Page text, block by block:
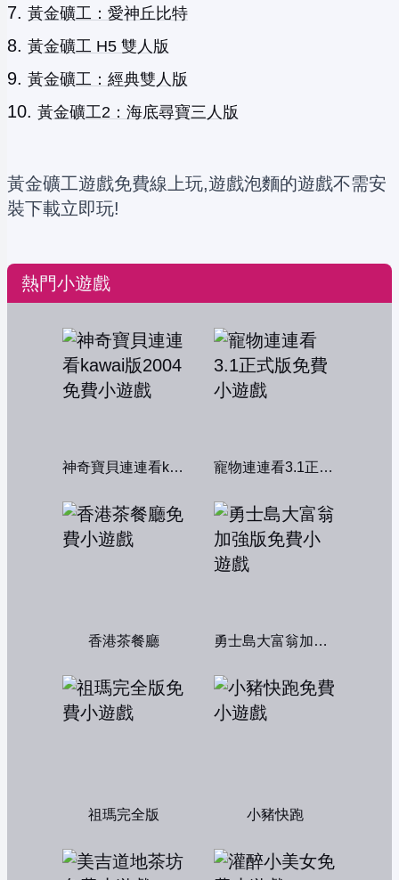
黃金礦工：愛神丘比特
黃金礦工 H5 雙人版
黃金礦工：經典雙人版
黃金礦工2：海底尋寶三人版
黃金礦工遊戲免費線上玩,遊戲泡麵的遊戲不需安
裝下載立即玩!
熱門小遊戲
神奇寶貝連連看kawai版2004 寵物連連看3.1正式版
香港茶餐廳 勇士島大富翁加強版
祖瑪完全版 小豬快跑